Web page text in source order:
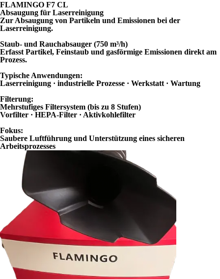
FLAMINGO F7 CL
Absaugung für Laserreinigung
Zur Absaugung von Partikeln und Emissionen bei der
Laserreinigung.
Staub- und Rauchabsauger (750 m³/h)
Erfasst Partikel, Feinstaub und gasförmige Emissionen direkt am
Prozess.
Typische Anwendungen:
Laserreinigung · industrielle Prozesse · Werkstatt · Wartung
Filterung:
Mehrstufiges Filtersystem (bis zu 8 Stufen)
Vorfilter · HEPA-Filter · Aktivkohlefilter
Fokus:
Saubere Luftführung und Unterstützung eines sicheren
Arbeitsprozesses